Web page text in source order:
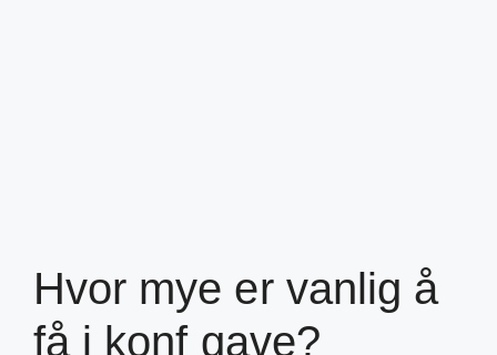
Hvor mye er vanlig å
få i konf gave?